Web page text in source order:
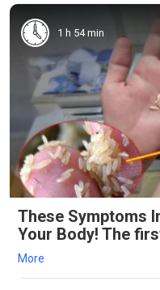
1 h 54 min
These Symptoms
Your Body! The
More